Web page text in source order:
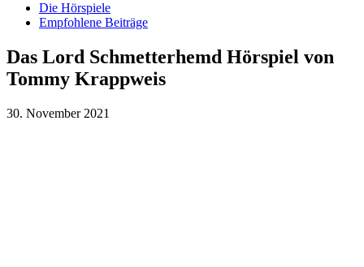
Die Hörspiele
Empfohlene Beiträge
Das Lord Schmetterhemd Hörspiel von
Tommy Krappweis
30. November 2021